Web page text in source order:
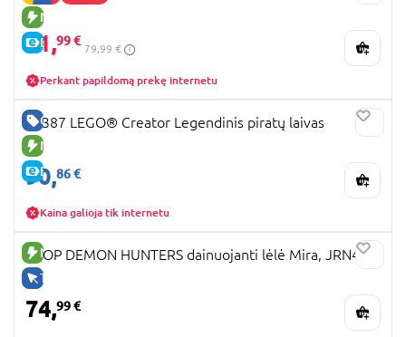
NAUJA PREKĖ
E-KAINA
71,99 €
79,99 €
Perkant papildomą prekę internetu
GERA KAINA
NAUJA PREKĖ
E-KAINA
31387 LEGO® Creator Legendinis piratų laivas
90,86 €
Kaina galioja tik internetu
NAUJA PREKĖ
TIK INTERNETU
KPOP DEMON HUNTERS dainuojanti lėlė Mira, JRN41
74,99 €